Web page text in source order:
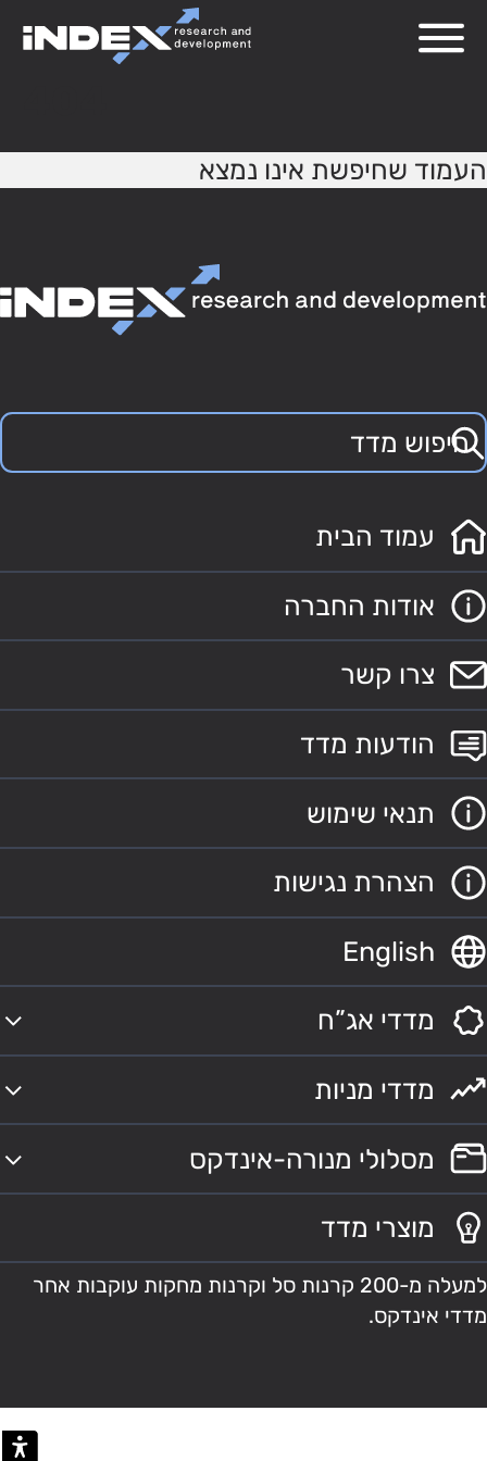
העמוד שחיפשת אינו נמצא
עמוד הבית
אודות החברה
צרו קשר
הודעות מדד
תנאי שימוש
הצהרת נגישות
English
מדדי אג”ח
מדדי מניות
מסלולי מנורה-אינדקס
מוצרי מדד
למעלה מ-200 קרנות סל וקרנות מחקות עוקבות אחר
מדדי אינדקס.